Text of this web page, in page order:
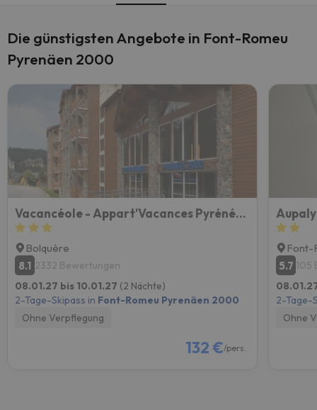
Die günstigsten Angebote in Font-Romeu
Pyrenäen 2000
Vacancéole - Appart'Vacances Pyrénées 2000
Bolquère
8.1 2332 Bewertungen
08.01.27 bis 10.01.27 (2 Nächte)
2-Tage-Skipass in Font-Romeu Pyrenäen 2000
Ohne Verpflegung
132 €/pers.
Font-
5.7 105
2-Tage-
Ohne